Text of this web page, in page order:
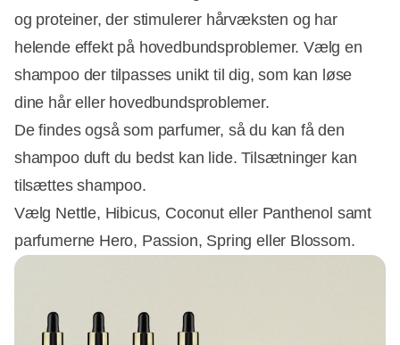
og proteiner, der stimulerer hårvæksten og har
helende effekt på hovedbundsproblemer. Vælg en
shampoo der tilpasses unikt til dig, som kan løse
dine hår eller hovedbundsproblemer.
De findes også som parfumer, så du kan få den
shampoo duft du bedst kan lide. Tilsætninger kan
tilsættes shampoo.
Vælg Nettle, Hibicus, Coconut eller Panthenol samt
parfumerne Hero, Passion, Spring eller Blossom.